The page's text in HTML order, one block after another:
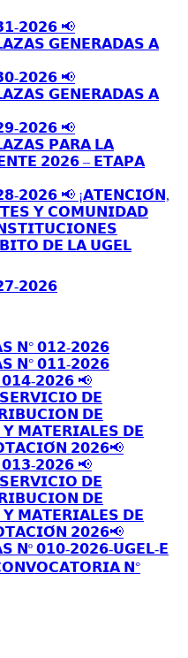
𝟮𝟬𝟮𝟲 📢
𝗚𝗘𝗡𝗘𝗥𝗔𝗗𝗔𝗦 𝗔
𝟮𝟬𝟮𝟲 📢
𝗚𝗘𝗡𝗘𝗥𝗔𝗗𝗔𝗦 𝗔
𝟮𝟬𝟮𝟲 📢
𝗣𝗔𝗥𝗔 𝗟𝗔
𝟮𝟬𝟮𝟲 – 𝗘𝗧𝗔𝗣𝗔
𝟮𝟬𝟮𝟲 📢 ¡𝗔𝗧𝗘𝗡𝗖𝗜𝗢́𝗡,
𝗬 𝗖𝗢𝗠𝗨𝗡𝗜𝗗𝗔𝗗
𝗗𝗘 𝗟𝗔 𝗨𝗚𝗘𝗟
𝟮𝟬𝟮𝟲
𝗡° 𝟬𝟭𝟮-𝟮𝟬𝟮𝟲
𝗡° 𝟬𝟭𝟭-𝟮𝟬𝟮𝟲
𝟮𝟬𝟮𝟲 📢
𝗗𝗘
𝗗𝗘
𝗠𝗔𝗧𝗘𝗥𝗜𝗔𝗟𝗘𝗦 𝗗𝗘
𝟮𝟬𝟮𝟲📢
𝟮𝟬𝟮𝟲 📢
𝗗𝗘
𝗗𝗘
𝗠𝗔𝗧𝗘𝗥𝗜𝗔𝗟𝗘𝗦 𝗗𝗘
𝟮𝟬𝟮𝟲📢
𝗡º 𝟬𝟭𝟬-𝟮𝟬𝟮𝟲-𝗨𝗚𝗘𝗟-𝗘
𝗡°